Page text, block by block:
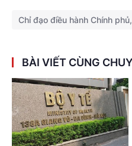
Chỉ đạo điều hành Chính
BÀI VIẾT CÙNG